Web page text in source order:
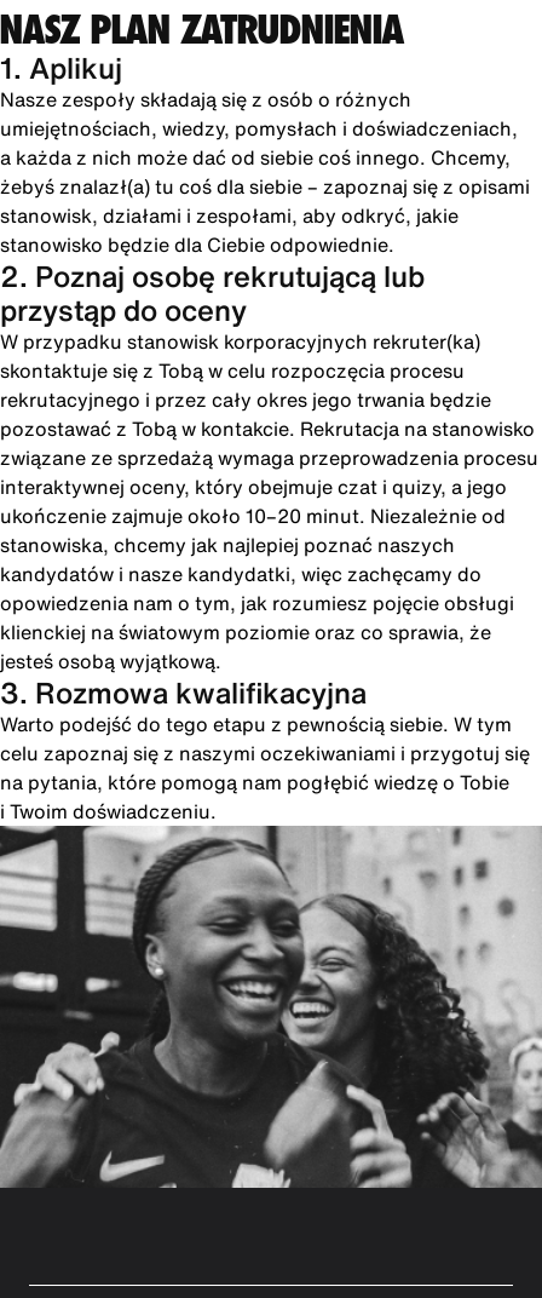
NASZ PLAN ZATRUDNIENIA
1. Aplikuj
Nasze zespoły składają się z osób o różnych
umiejętnościach, wiedzy, pomysłach i doświadczeniach,
a każda z nich może dać od siebie coś innego. Chcemy,
żebyś znalazł(a) tu coś dla siebie – zapoznaj się z opisami
stanowisk, działami i zespołami, aby odkryć, jakie
stanowisko będzie dla Ciebie odpowiednie.
2. Poznaj osobę rekrutującą lub
przystąp do oceny
W przypadku stanowisk korporacyjnych rekruter(ka)
skontaktuje się z Tobą w celu rozpoczęcia procesu
rekrutacyjnego i przez cały okres jego trwania będzie
pozostawać z Tobą w kontakcie. Rekrutacja na stanowisko
związane ze sprzedażą wymaga przeprowadzenia procesu
interaktywnej oceny, który obejmuje czat i quizy, a jego
ukończenie zajmuje około 10–20 minut. Niezależnie od
stanowiska, chcemy jak najlepiej poznać naszych
kandydatów i nasze kandydatki, więc zachęcamy do
opowiedzenia nam o tym, jak rozumiesz pojęcie obsługi
klienckiej na światowym poziomie oraz co sprawia, że
jesteś osobą wyjątkową.
3. Rozmowa kwalifikacyjna
Warto podejść do tego etapu z pewnością siebie. W tym
celu zapoznaj się z naszymi oczekiwaniami i przygotuj się
na pytania, które pomogą nam pogłębić wiedzę o Tobie
i Twoim doświadczeniu.